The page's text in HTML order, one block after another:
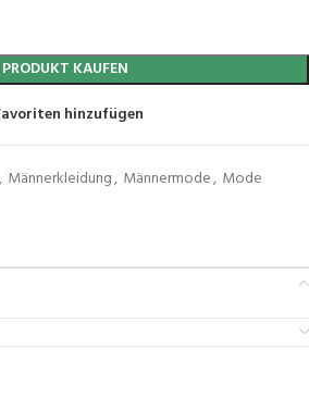
PRODUKT KAUFEN
hinzufügen
, Männerkleidung, Männermode, Mode